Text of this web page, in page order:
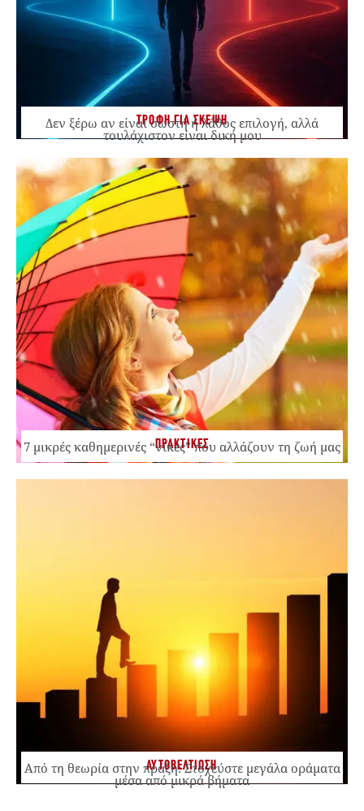
ΤΡΟΦΗ ΓΙΑ ΣΚΕΨΗ
Δεν ξέρω αν είναι σωστή ή λάθος επιλογή, αλλά
τουλάχιστον είναι δική μου
ΠΡΑΚΤΙΚΕΣ
7 μικρές καθημερινές “νίκες” που αλλάζουν τη ζωή μας
ΑΥΤΟΒΕΛΤΙΩΣΗ
Από τη θεωρία στην πράξη: Στοχεύστε μεγάλα οράματα
μέσα από μικρά βήματα